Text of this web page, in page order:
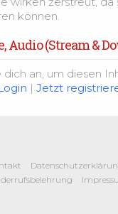
bei der
Gesundheit –
– Blase und Darm
können.
Audio (Stream &
an, um diesen
| Jetzt